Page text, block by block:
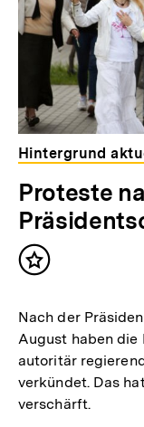
Hintergrund
Proteste
Inhalt
Nach der
August haben die
autoritär
verkündet. Das
verschärft.